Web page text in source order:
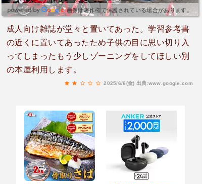
画像は著作権で保護されている場合があります。
成人向け雑誌が堂々と置いてあった。学習参考書
の近くに置いてあったため子供の目に思い切り入
ってしまったもう少しゾーニングをしてほしい別
の本屋利用します。
2025/6/6(金) 出典:www.google.com